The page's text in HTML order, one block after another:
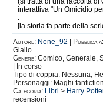
interattiva "Un Omicidio
.
[la storia fa parte della
Autore: Nene_92 Pubblicata:
Giallo
Genere: Comico, Generale,
| In corso
Tipo di coppia: Nessuna,
Personaggi: Maghi
Categoria: Libri > Harry
recensioni